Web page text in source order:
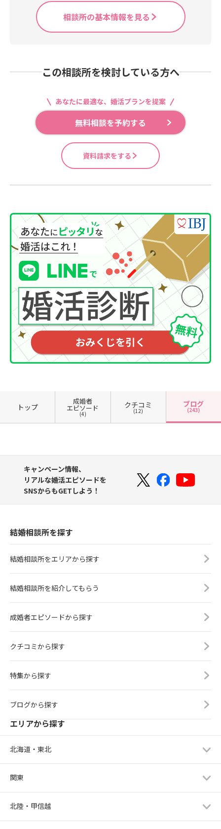
相談所の基本情報を見る
この相談所を検討している方へ
あなたに最適な、婚活プランを提案
無料相談を予約する
資料請求をする
トップ
成婚者
エピソード
(4)
クチコミ
(12)
ブログ
(243)
キャンペーン情報、
リアルな婚活エピソードを
SNSからもGETしよう！
結婚相談所を探す
結婚相談所をエリアから探す
結婚相談所を紹介してもらう
成婚者エピソードから探す
クチコミから探す
特集から探す
ブログから探す
エリアから探す
北海道・東北
関東
北陸・甲信越